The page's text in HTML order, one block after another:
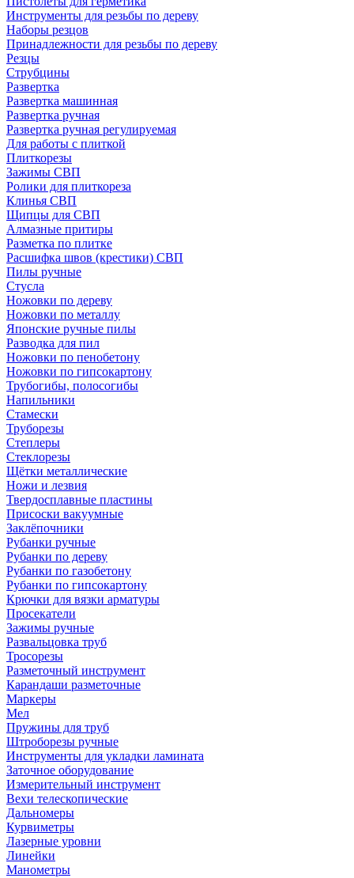
Инструменты для резьбы по дереву
Наборы резцов
Принадлежности для резьбы по дереву
Резцы
Струбцины
Развертка
Развертка машинная
Развертка ручная
Развертка ручная регулируемая
Для работы с плиткой
Плиткорезы
Зажимы СВП
Ролики для плиткореза
Клинья СВП
Щипцы для СВП
Алмазные притиры
Разметка по плитке
Расшифка швов (крестики) СВП
Пилы ручные
Стусла
Ножовки по дереву
Ножовки по металлу
Японские ручные пилы
Разводка для пил
Ножовки по пенобетону
Ножовки по гипсокартону
Трубогибы, полосогибы
Напильники
Стамески
Труборезы
Степлеры
Стеклорезы
Щётки металлические
Ножи и лезвия
Твердосплавные пластины
Присоски вакуумные
Заклёпочники
Рубанки ручные
Рубанки по дереву
Рубанки по газобетону
Рубанки по гипсокартону
Крючки для вязки арматуры
Просекатели
Зажимы ручные
Развальцовка труб
Тросорезы
Разметочный инструмент
Карандаши разметочные
Маркеры
Мел
Пружины для труб
Штроборезы ручные
Инструменты для укладки ламината
Заточное оборудование
Измерительный инструмент
Вехи телескопические
Дальномеры
Курвиметры
Лазерные уровни
Линейки
Манометры